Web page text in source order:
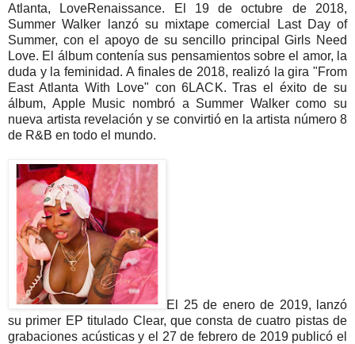
Atlanta, LoveRenaissance. El 19 de octubre de 2018,
Summer Walker lanzó su mixtape comercial Last Day of
Summer, con el apoyo de su sencillo principal Girls Need
Love. El álbum contenía sus pensamientos sobre el amor, la
duda y la feminidad. A finales de 2018, realizó la gira "From
East Atlanta With Love" con 6LACK. Tras el éxito de su
álbum, Apple Music nombró a Summer Walker como su
nueva artista revelación y se convirtió en la artista número 8
de R&B en todo el mundo.
El 25 de enero de 2019, lanzó
su primer EP titulado Clear, que consta de cuatro pistas de
grabaciones acústicas y el 27 de febrero de 2019 publicó el